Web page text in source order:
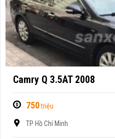
Camry Q 3.5AT 2008
750triệu
TP Hồ Chí Minh